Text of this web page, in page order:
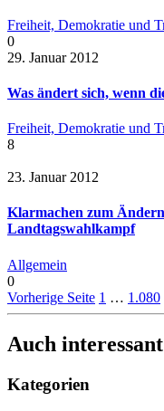
Freiheit, Demokratie und
0
29. Januar 2012
Was ändert sich, wenn
Freiheit, Demokratie und
8
23. Januar 2012
Klarmachen zum
Landtagswahlkampf
Allgemein
0
Vorherige Seite 1 … 1.080
Auch interessant
Kategorien